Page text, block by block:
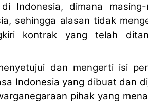
Indonesia, dimana
sehingga alasan tidak
kontrak yang telah
dan mengerti isi
Indonesia yang dibuat dan
pihak yang